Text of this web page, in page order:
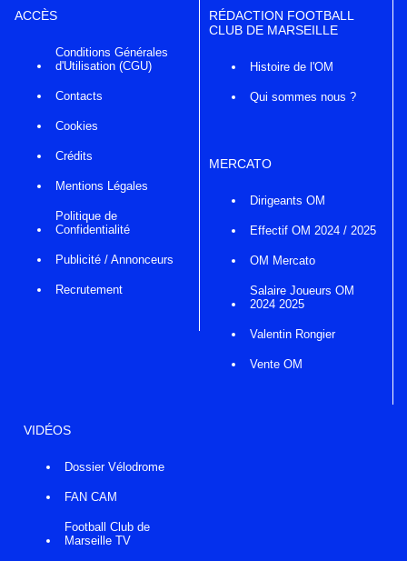
ACCÈS
Conditions Générales
d'Utilisation (CGU)
Contacts
Cookies
Crédits
Mentions Légales
Politique de
Confidentialité
Publicité / Annonceurs
Recrutement
RÉDACTION FOOTBALL
CLUB DE MARSEILLE
Histoire de l'OM
Qui sommes nous ?
MERCATO
Dirigeants OM
Effectif OM 2024 / 2025
OM Mercato
Salaire Joueurs OM
2024 2025
Valentin Rongier
Vente OM
VIDÉOS
Dossier Vélodrome
FAN CAM
Football Club de
Marseille TV